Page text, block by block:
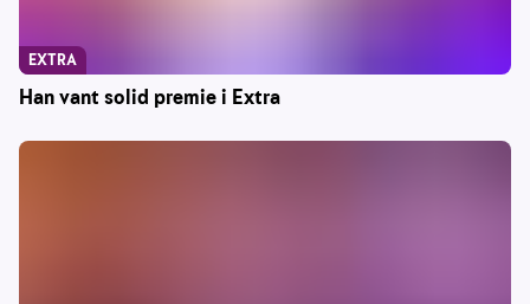
Han vant solid premie i Extra
EXTRA